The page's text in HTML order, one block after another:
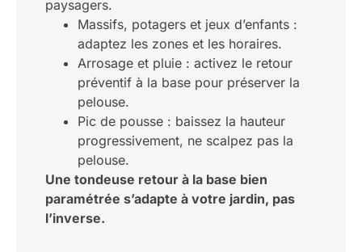
paysagers.
Massifs, potagers et jeux d’enfants :
adaptez les zones et les horaires.
Arrosage et pluie : activez le retour
préventif à la base pour préserver la
pelouse.
Pic de pousse : baissez la hauteur
progressivement, ne scalpez pas la
pelouse.
Une tondeuse retour à la base bien
paramétrée s’adapte à votre jardin, pas
l’inverse.